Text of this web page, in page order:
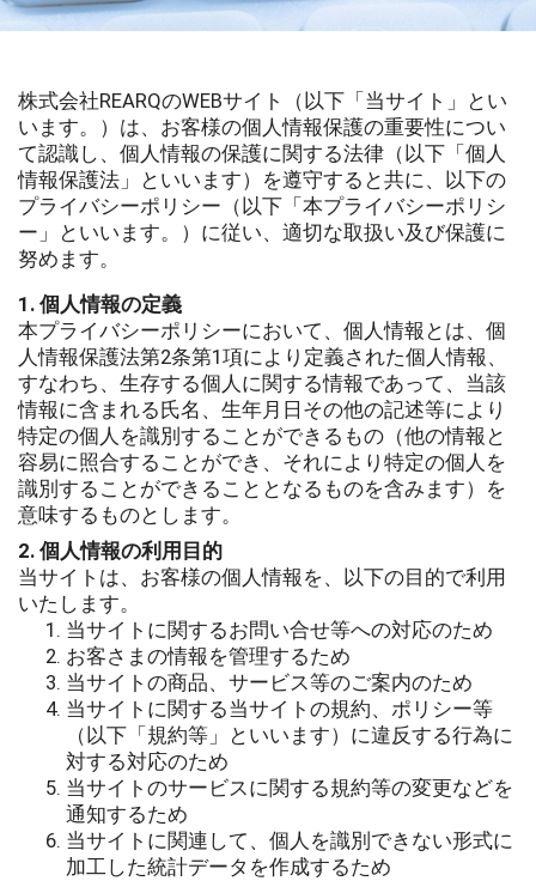
株式会社REARQのWEBサイト（以下「当サイト」とい
います。）は、お客様の個人情報保護の重要性につい
て認識し、個人情報の保護に関する法律（以下「個人
情報保護法」といいます）を遵守すると共に、以下の
プライバシーポリシー（以下「本プライバシーポリシ
ー」といいます。）に従い、適切な取扱い及び保護に
努めます。
1. 個人情報の定義
本プライバシーポリシーにおいて、個人情報とは、個
人情報保護法第2条第1項により定義された個人情報、
すなわち、生存する個人に関する情報であって、当該
情報に含まれる氏名、生年月日その他の記述等により
特定の個人を識別することができるもの（他の情報と
容易に照合することができ、それにより特定の個人を
識別することができることとなるものを含みます）を
意味するものとします。
2. 個人情報の利用目的
当サイトは、お客様の個人情報を、以下の目的で利用
いたします。
当サイトに関するお問い合せ等への対応のため
お客さまの情報を管理するため
当サイトの商品、サービス等のご案内のため
当サイトに関する当サイトの規約、ポリシー等
（以下「規約等」といいます）に違反する行為に
対する対応のため
当サイトのサービスに関する規約等の変更などを
通知するため
当サイトに関連して、個人を識別できない形式に
加工した統計データを作成するため